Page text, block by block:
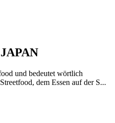
und bedeutet wörtlich
dem Essen auf der S...